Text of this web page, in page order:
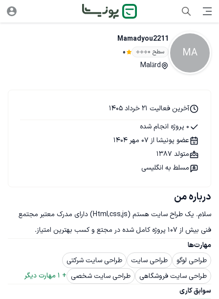
MA
Mamadyou2211
سطح ۰ 0
Malārd
درباره من
سلام. یک طراح سایت هستم (Html,css,js) دارای مدرک معتبر مجتمع
فنی بیش از 107 پروژه کامل شده در مجتع و کسب بهترین امتیاز.
مهارت‌ها
طراحی لوگو
طراحی سایت
طراحی سایت شرکتی
طراحی سایت فروشگاهی
طراحی سایت شخصی +
1 مهارت دیگر
سوابق کاری
آخرین فعالیت 21 خرداد 1405
0 پروژه انجام شده
عضو پونیشا از 07 مهر 1404
متولد 1387
مسلط به انگلیسی